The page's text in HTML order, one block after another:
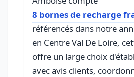
8 bornes de recharge
référencés dans notre
en Centre Val De Loire,
offre un large choix
avec avis clients,